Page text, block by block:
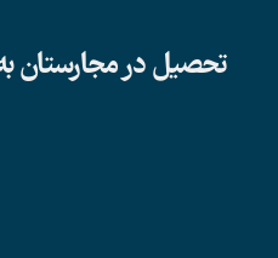
تحصیل در مجارستان